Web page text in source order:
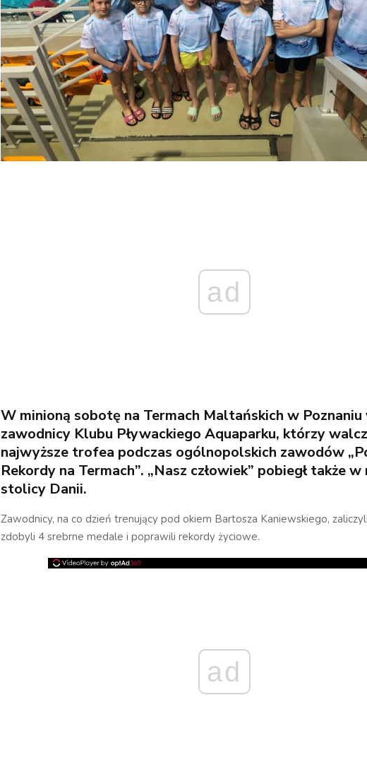
ad
W minioną sobotę na Termach Maltańskich w
zawodnicy Klubu Pływackiego Aquaparku, którzy
najwyższe trofea podczas ogólnopolskich zawodów
Rekordy na Termach”. „Nasz człowiek” pobiegł także
stolicy Danii.
Zawodnicy, na co dzień trenujący pod okiem Bartosza Kaniewskiego,
zdobyli 4 srebrne medale i poprawili rekordy życiowe.
ad